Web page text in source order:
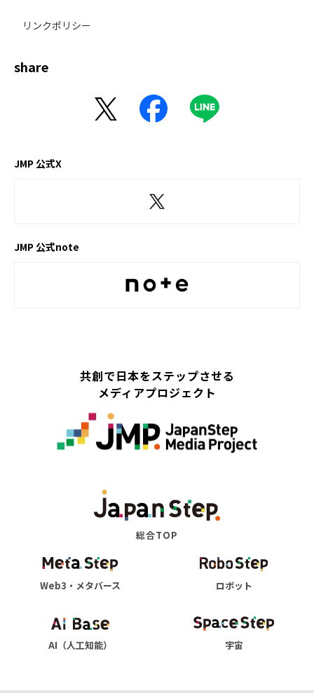
リンクポリシー
share
JMP 公式X
JMP 公式note
共創で日本をステップさせる
メディアプロジェクト
総合TOP
Web3・メタバース ロボット
AI（人工知能） 宇宙